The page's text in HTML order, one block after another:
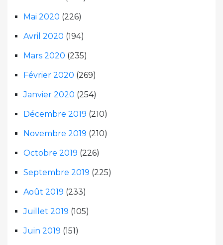
Mai 2020 (226)
Avril 2020 (194)
Mars 2020 (235)
Février 2020 (269)
Janvier 2020 (254)
Décembre 2019 (210)
Novembre 2019 (210)
Octobre 2019 (226)
Septembre 2019 (225)
Août 2019 (233)
Juillet 2019 (105)
Juin 2019 (151)